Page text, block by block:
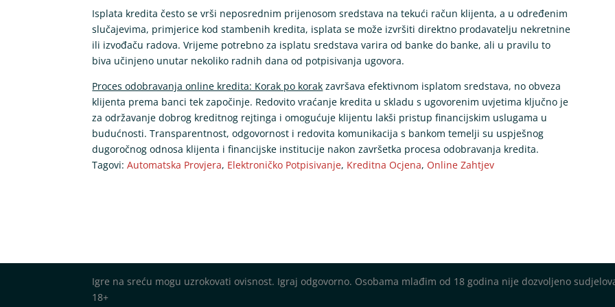
Isplata kredita često se vrši neposrednim prijenosom sredstava na tekući račun klijenta, a u određenim
slučajevima, primjerice kod stambenih kredita, isplata se može izvršiti direktno prodavatelju nekretnine
ili izvođaču radova. Vrijeme potrebno za isplatu sredstava varira od banke do banke, ali u pravilu to
biva učinjeno unutar nekoliko radnih dana od potpisivanja ugovora.
Proces odobravanja online kredita: Korak po korak završava efektivnom isplatom sredstava, no obveza
klijenta prema banci tek započinje. Redovito vraćanje kredita u skladu s ugovorenim uvjetima ključno je
za održavanje dobrog kreditnog rejtinga i omogućuje klijentu lakši pristup financijskim uslugama u
budućnosti. Transparentnost, odgovornost i redovita komunikacija s bankom temelji su uspješnog
dugoročnog odnosa klijenta i financijske institucije nakon završetka procesa odobravanja kredita.
Tagovi:Automatska Provjera, Elektroničko Potpisivanje, Kreditna Ocjena, Online Zahtjev
Igre na sreću mogu uzrokovati ovisnost. Igraj odgovorno. Osobama mlađim od 18 godina nije dozvoljeno
18+